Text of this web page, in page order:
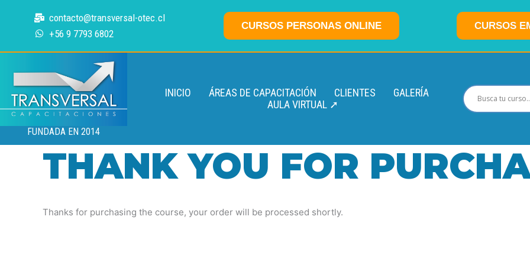
contacto@transversal-otec.cl
+56 9 7793 6802
CURSOS PERSONAS ONLINE CURSOS
FUNDADA EN 2014
INICIO ÁREAS DE CAPACITACIÓN CLIENTES
GALERÍA
AULA VIRTUAL ➚
THANK YOU FOR
Thanks for purchasing the course, your order will be processed shortly.